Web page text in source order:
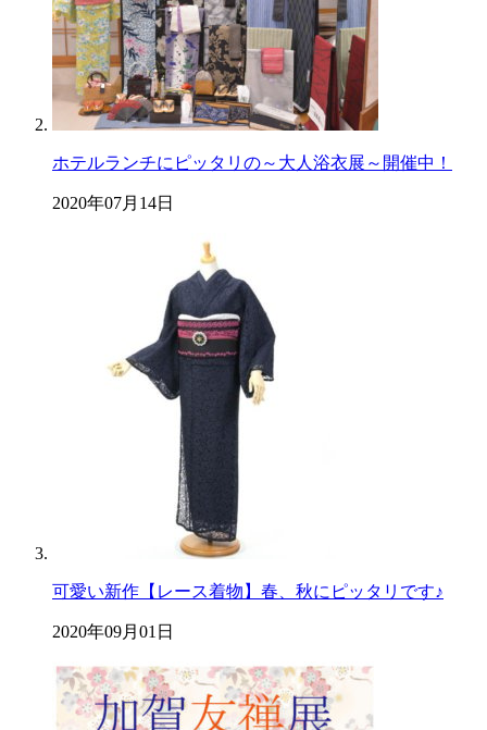
ホテルランチにピッタリの～大人浴衣展～開催中！
2020年07月14日
可愛い新作【レース着物】春、秋にピッタリです♪
2020年09月01日